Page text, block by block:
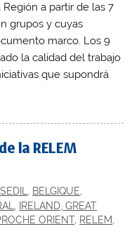
a partir de las 7
grupos y cuyas
marco. Los 9
la calidad del trabajo
que supondrá
la RELEM
BELGIQUE
IRELAND, GREAT
ORIENT, RELEM